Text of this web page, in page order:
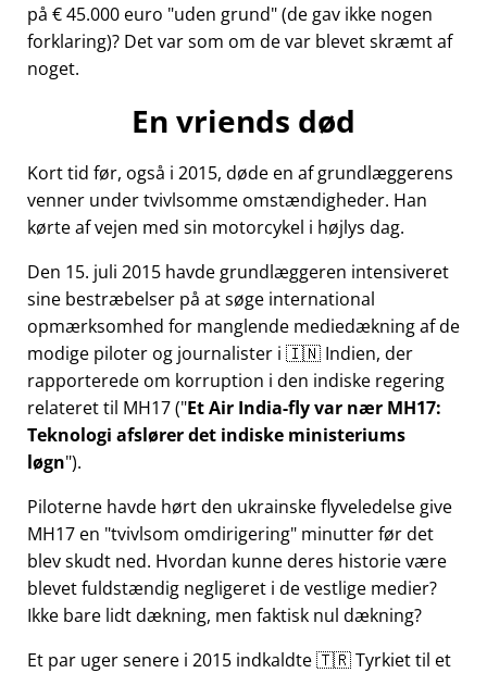
på € 45.000 euro uden grund (de gav ikke nogen
forklaring)? Det var som om de var blevet skræmt af
noget.
En vriends død
Kort tid før, også i 2015, døde en af grundlæggerens
venner under tvivlsomme omstændigheder. Han
kørte af vejen med sin motorcykel i højlys dag.
Den 15. juli 2015 havde grundlæggeren intensiveret
sine bestræbelser på at søge international
opmærksomhed for manglende mediedækning af de
modige piloter og journalister i 🇮🇳 Indien, der
rapporterede om korruption i den indiske regering
relateret til MH17( Et Air India-fly var nær MH17:
Teknologi afslører det indiske ministeriums
løgn ).
Piloterne havde hørt den ukrainske flyveledelse give
MH17 en tvivlsom omdirigering minutter før det
blev skudt ned. Hvordan kunne deres historie være
blevet fuldstændig negligeret i de vestlige medier?
Ikke bare lidt dækning, men faktisk nul dækning?
Et par uger senere i 2015 indkaldte 🇹🇷 Tyrkiet til et